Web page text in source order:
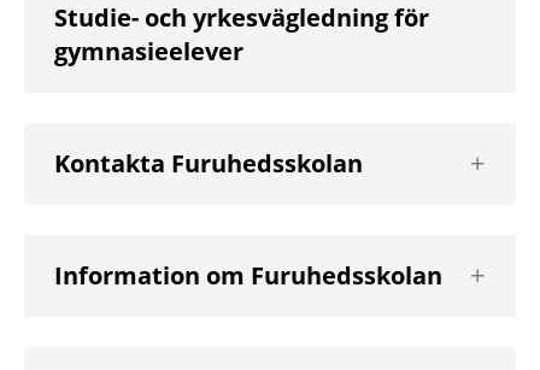
Studie- och yrkesvägledning för
gymnasieelever
Kontakta Furuhedsskolan
nästa
Information om Furuhedsskolan
nästa